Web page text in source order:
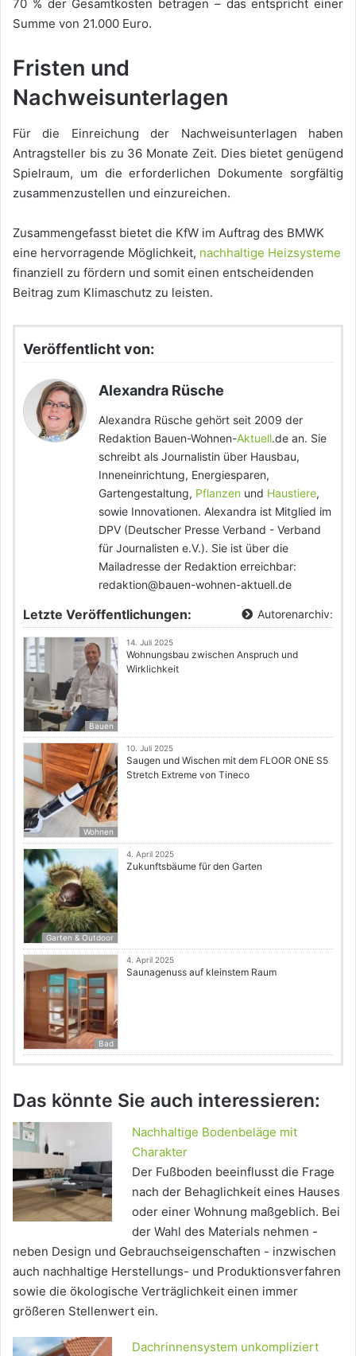
70 % der Gesamtkosten betragen – das entspricht einer
Summe von 21.000 Euro.
Fristen und
Nachweisunterlagen
Für die Einreichung der Nachweisunterlagen haben
Antragsteller bis zu 36 Monate Zeit. Dies bietet genügend
Spielraum, um die erforderlichen Dokumente sorgfältig
zusammenzustellen und einzureichen.
Zusammengefasst bietet die KfW im Auftrag des BMWK
eine hervorragende Möglichkeit, nachhaltige Heizsysteme
finanziell zu fördern und somit einen entscheidenden
Beitrag zum Klimaschutz zu leisten.
Veröffentlicht von:
Alexandra Rüsche
Alexandra Rüsche gehört seit 2009 der
Redaktion Bauen-Wohnen-Aktuell.de an. Sie
schreibt als Journalistin über Hausbau,
Inneneinrichtung, Energiesparen,
Gartengestaltung, Pflanzen und Haustiere,
sowie Innovationen. Alexandra ist Mitglied im
DPV (Deutscher Presse Verband - Verband
für Journalisten e.V.). Sie ist über die
Mailadresse der Redaktion erreichbar:
redaktion@bauen-wohnen-aktuell.de
Letzte Veröffentlichungen: Autorenarchiv:
Bauen
14. Juli 2025
Wohnungsbau zwischen Anspruch und
Wirklichkeit
Wohnen
10. Juli 2025
Saugen und Wischen mit dem FLOOR ONE S5
Stretch Extreme von Tineco
Garten & Outdoor
4. April 2025
Zukunftsbäume für den Garten
Bad
4. April 2025
Saunagenuss auf kleinstem Raum
Das könnte Sie auch interessieren:
Nachhaltige Bodenbeläge mit
Charakter
Der Fußboden beeinflusst die Frage
nach der Behaglichkeit eines Hauses
oder einer Wohnung maßgeblich. Bei
der Wahl des Materials nehmen -
neben Design und Gebrauchseigenschaften - inzwischen
auch nachhaltige Herstellungs- und Produktionsverfahren
sowie die ökologische Verträglichkeit einen immer
größeren Stellenwert ein.
Dachrinnensystem unkompliziert